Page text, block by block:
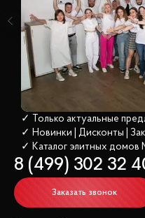
✓ Только актуальные
✓ Новинки | Дисконты |
✓ Каталог элитных домов
8 (499) 302 32
Заказать звонок